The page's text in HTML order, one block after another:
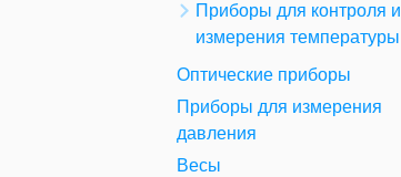
Приборы для контроля и
измерения температуры
Оптические приборы
Приборы для измерения
давления
Весы